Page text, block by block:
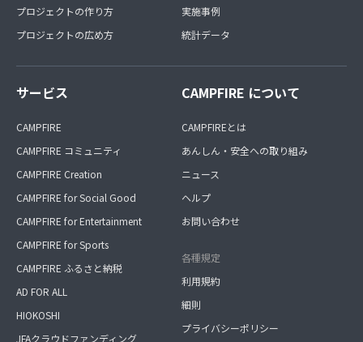
プロジェクトの作り方
プロジェクトの広め方
実施事例
統計データ
サービス
CAMPFIRE
CAMPFIRE コミュニティ
CAMPFIRE Creation
CAMPFIRE for Social Good
CAMPFIRE for Entertainment
CAMPFIRE for Sports
CAMPFIRE ふるさと納税
AD FOR ALL
HIOKOSHI
JFAクラウドファンディング
CAMPFIRE について
CAMPFIREとは
あんしん・安全への取り組み
ニュース
ヘルプ
お問い合わせ
各種規定
利用規約
細則
プライバシーポリシー